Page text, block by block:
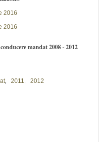
2016
2016
mandat 2008 - 2012
2011 2012